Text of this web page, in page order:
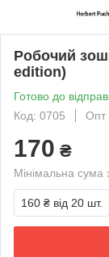
Робочий
edition)
Готово до
Код: 0705
Опт
170 ₴
Мінімальна
160 ₴ від 20 шт.